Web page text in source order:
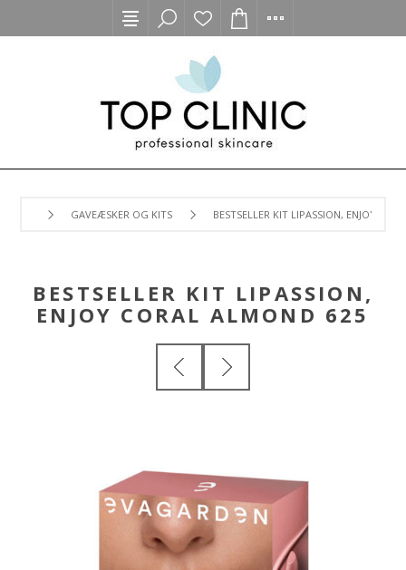
GAVEÆSKER OG KITS BESTSELLER KIT LIPASSION, ENJOY
BESTSELLER KIT LIPASSION,
ENJOY CORAL ALMOND 625